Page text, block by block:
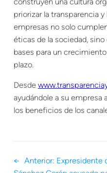
priorizar la transparencia y
empresas no solo
éticas de la sociedad,
bases para un
plazo.
Desde
ayudándole a su empresa
los beneficios de los
← Anterior: Expresidente